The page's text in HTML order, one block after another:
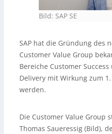
Bild: SAP SE
SAP hat die Gründung des
Customer Value Group
Bereiche Customer
Delivery mit Wirkung zum
werden.
Die Customer Value Group
Thomas Saueressig (Bild),